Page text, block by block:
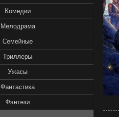
Комедии
Мелодрама
Семейные
Триллеры
Ужасы
Фантастика
Фэнтези